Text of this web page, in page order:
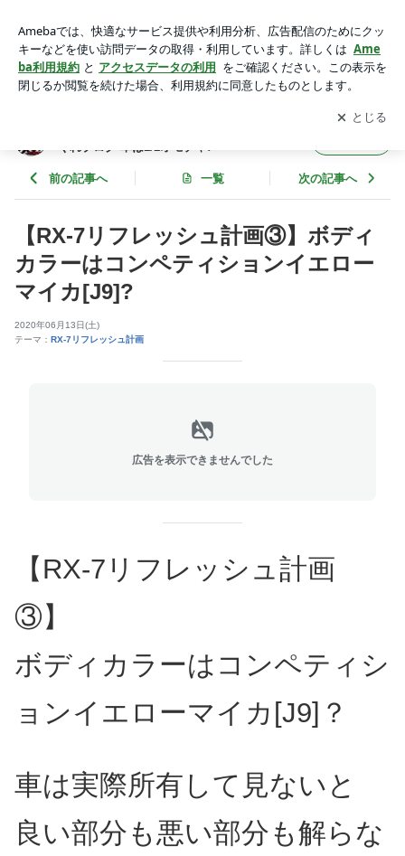
ンイエローマイカ[J9]? | 【わたるんチャンネル】わたるるる～
の気まぐれブログ 車は1/1オモチャ♪
アプリをダウンロードして ブログの更新通知
を受け取りまし
ょう。
開く
ぐれブログ 車は1/1オモチャ♪
前の記事へ 一覧 次の記事へ
【RX-7リフレッシュ計画③】ボディ
カラーはコンペティションイエロー
マイカ[J9]?
2020年06月13日(土)
テーマ： RX-7リフレッシュ計画
広告を表示できませんでした
【RX-7リフレッシュ計画
③】
ボディカラーはコンペティシ
ョンイエローマイカ[J9]？
車は実際所有して見ないと
良い部分も悪い部分も解らな